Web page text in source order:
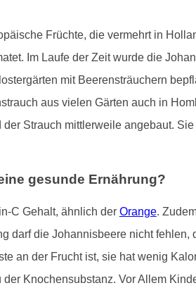
Früchte, die vermehrt in
Im Laufe der Zeit wurde die
mit Beerensträuchern
aus vielen Gärten auch in
Strauch mittlerweile angebaut.
gesunde Ernährung?
C Gehalt, ähnlich der Orange.
darf die Johannisbeere nicht
an der Frucht ist, sie hat wenig
Knochensubstanz. Vor Allem